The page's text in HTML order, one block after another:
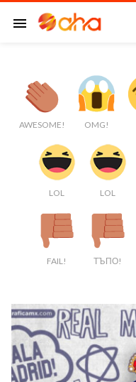
menu
AWESOME! OMG!
LOL LOL
FAIL! ТЪПО!